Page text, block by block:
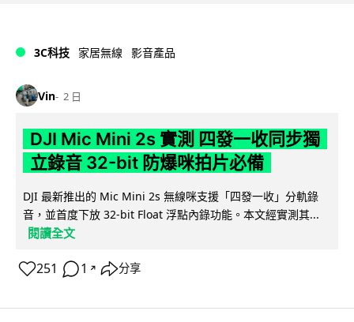
3C科技 家居無線 影音產品
Vin 2 日
DJI Mic Mini 2s 實測 四發一收同步獨
立錄音 32-bit 防爆咪拍片必備
DJI 最新推出的 Mic Mini 2s 無線咪支援「四發一收」分軌錄
音，並首度下放 32-bit Float 浮點內錄功能。本文經實測其...
閱讀全文
251 1 ↗ 分享